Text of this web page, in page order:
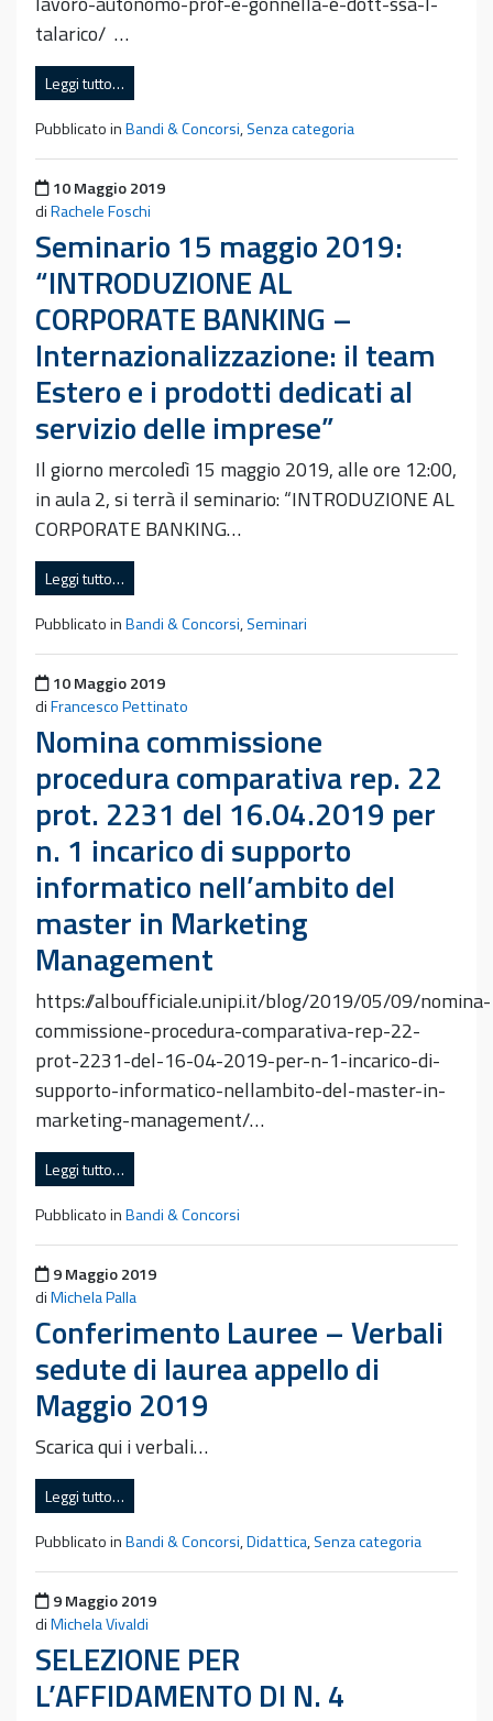
talarico/ …
Leggi tutto…
Pubblicato inBandi & Concorsi,Senza categoria
Pubblicato il
10 Maggio 2019
diRachele Foschi
Seminario 15 maggio 2019:
“INTRODUZIONE AL
CORPORATE BANKING –
Internazionalizzazione: il team
Estero e i prodotti dedicati al
servizio delle imprese”
Il giorno mercoledì 15 maggio 2019, alle ore 12:00,
in aula 2, si terrà il seminario: “INTRODUZIONE AL
CORPORATE BANKING…
Leggi tutto…
Pubblicato inBandi & Concorsi,Seminari
Pubblicato il
10 Maggio 2019
diFrancesco Pettinato
Nomina commissione
procedura comparativa rep. 22
prot. 2231 del 16.04.2019 per
n. 1 incarico di supporto
informatico nell’ambito del
master in Marketing
Management
https://alboufficiale.unipi.it/blog/2019/05/09/nomina-
commissione-procedura-comparativa-rep-22-
prot-2231-del-16-04-2019-per-n-1-incarico-di-
supporto-informatico-nellambito-del-master-in-
marketing-management/…
Leggi tutto…
Pubblicato inBandi & Concorsi
Pubblicato il
9 Maggio 2019
diMichela Palla
Conferimento Lauree – Verbali
sedute di laurea appello di
Maggio 2019
Scarica qui i verbali…
Leggi tutto…
Pubblicato inBandi & Concorsi,Didattica,Senza categoria
Pubblicato il
9 Maggio 2019
diMichela Vivaldi
SELEZIONE PER
L’AFFIDAMENTO DI N. 4